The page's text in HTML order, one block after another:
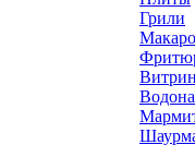
Грили